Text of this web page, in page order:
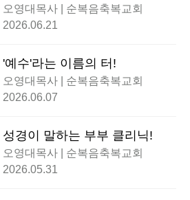
드시 해야할 한 가지!
오영대목사 | 순복음축복교회
2026.06.21
'예수'라는 이름의 터!
오영대목사 | 순복음축복교회
2026.06.07
성경이 말하는 부부 클리닉!
오영대목사 | 순복음축복교회
2026.05.31